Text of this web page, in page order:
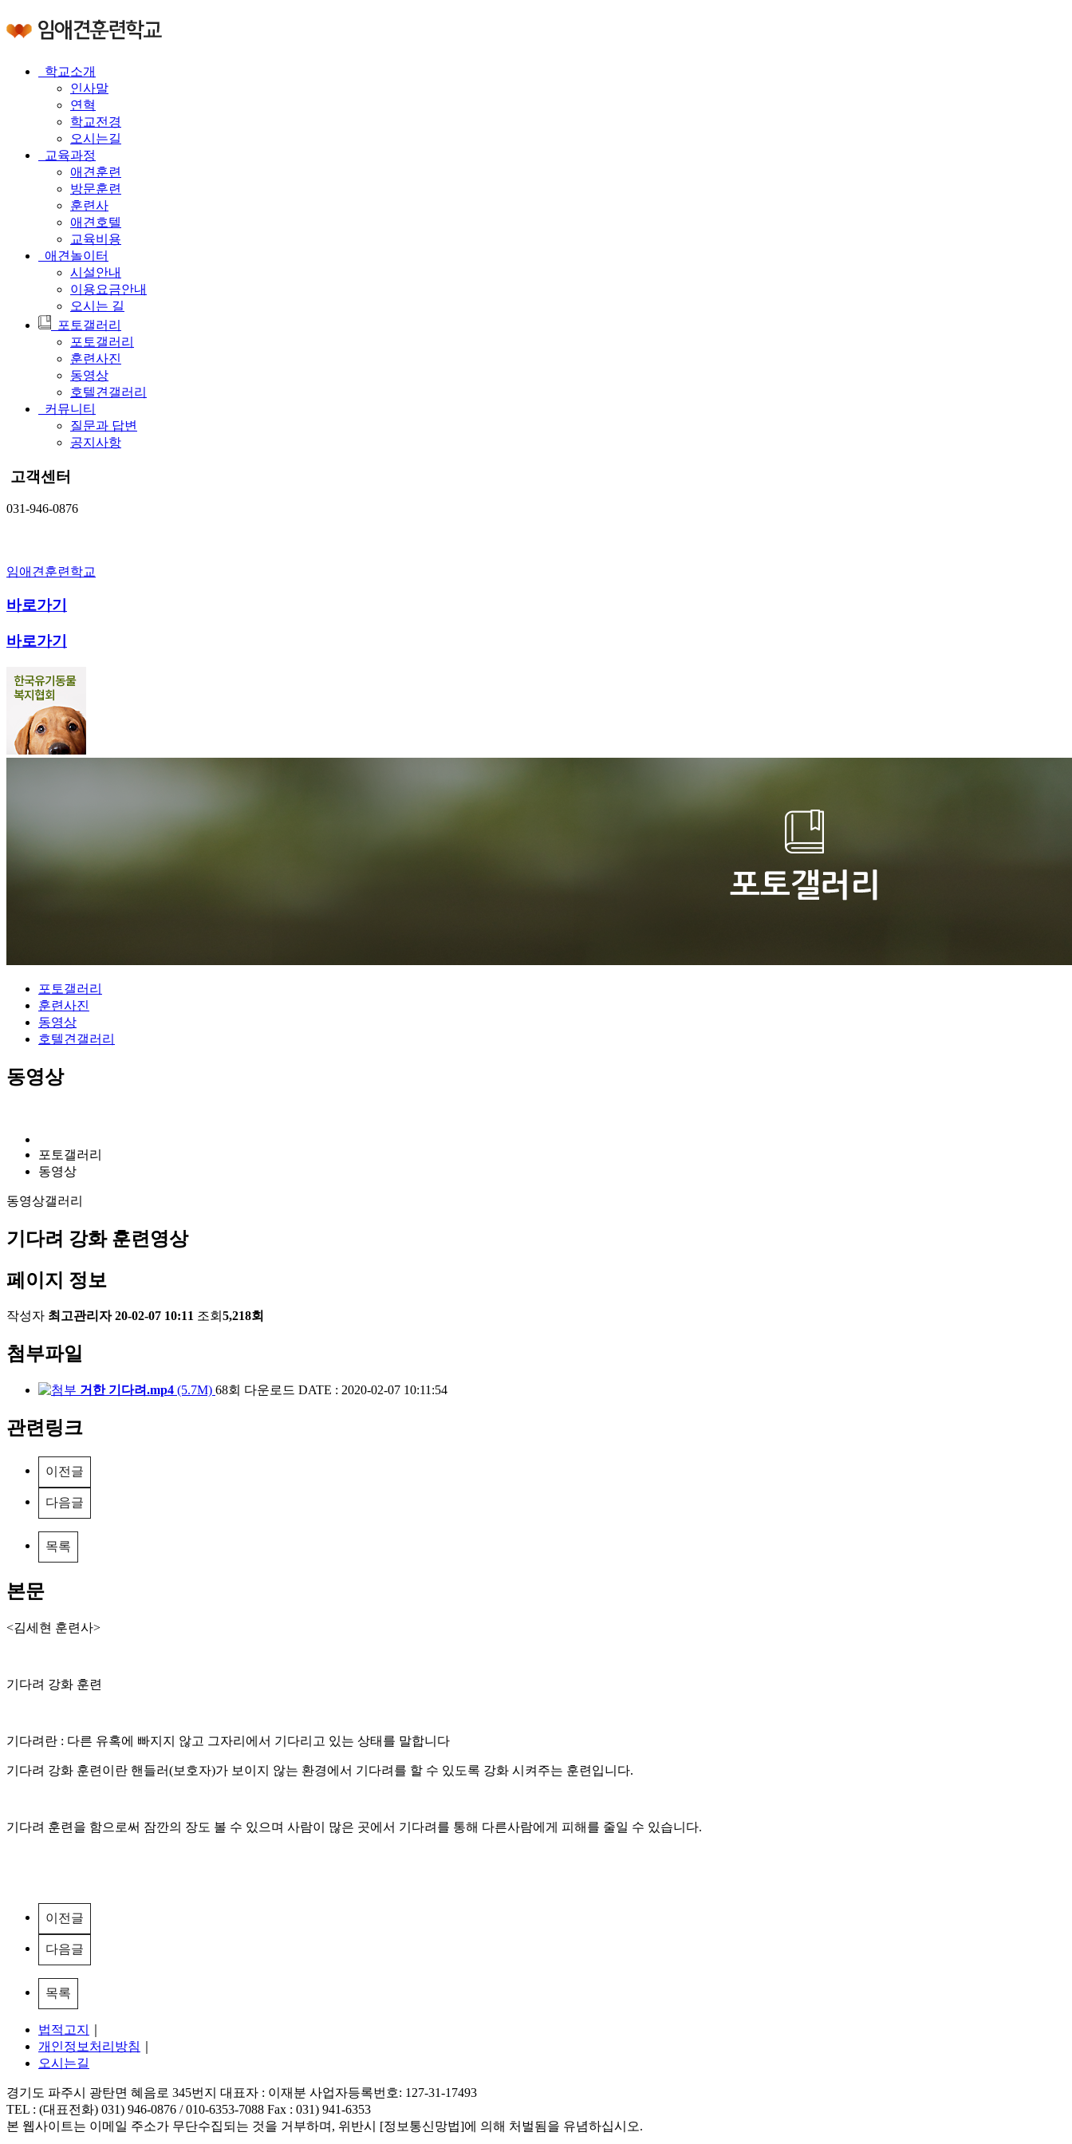
학교소개
인사말
연혁
학교전경
오시는길
교육과정
애견훈련
방문훈련
훈련사
애견호텔
교육비용
애견놀이터
시설안내
이용요금안내
오시는 길
포토갤러리
포토갤러리
훈련사진
동영상
호텔견갤러리
커뮤니티
질문과 답변
공지사항
고객센터
031-946-0876
임애견훈련학교
바로가기
바로가기
포토갤러리
훈련사진
동영상
호텔견갤러리
동영상
포토갤러리
동영상
동영상갤러리
기다려 강화 훈련영상
페이지 정보
작성자 최고관리자 20-02-07 10:11 조회 5,218회
첨부파일
거한 기다려.mp4 (5.7M) 68회 다운로드 DATE : 2020-02-07 10:11:54
관련링크
이전글
다음글
목록
본문
<김세현 훈련사>
기다려 강화 훈련
기다려란 : 다른 유혹에 빠지지 않고 그자리에서 기다리고 있는 상태를 말합니다
기다려 강화 훈련이란 핸들러(보호자)가 보이지 않는 환경에서 기다려를 할 수 있도록 강화 시켜주는 훈련입니다.
기다려 훈련을 함으로써 잠깐의 장도 볼 수 있으며 사람이 많은 곳에서 기다려를 통해 다른사람에게 피해를 줄일 수 있습니다.
이전글
다음글
목록
법적고지
개인정보처리방침
오시는길
경기도 파주시 광탄면 혜음로 345번지 대표자 : 이재분 사업자등록번호: 127-31-17493
TEL : (대표전화) 031) 946-0876 / 010-6353-7088 Fax : 031) 941-6353
본 웹사이트는 이메일 주소가 무단수집되는 것을 거부하며, 위반시 [정보통신망법]에 의해 처벌됨을 유념하십시오.